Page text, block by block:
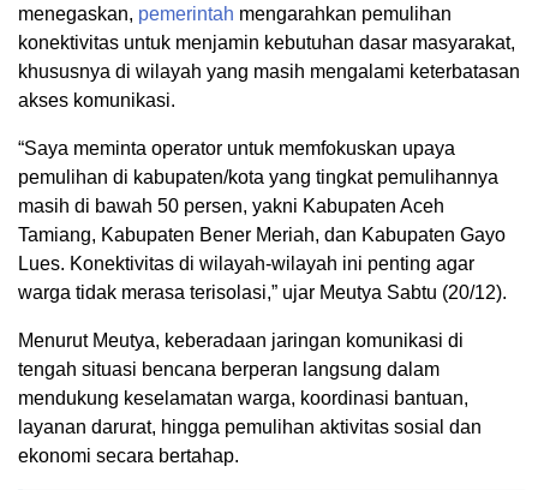
menegaskan, pemerintah mengarahkan pemulihan
konektivitas untuk menjamin kebutuhan dasar masyarakat,
khususnya di wilayah yang masih mengalami keterbatasan
akses komunikasi.
“Saya meminta operator untuk memfokuskan upaya
pemulihan di kabupaten/kota yang tingkat pemulihannya
masih di bawah 50 persen, yakni Kabupaten Aceh
Tamiang, Kabupaten Bener Meriah, dan Kabupaten Gayo
Lues. Konektivitas di wilayah-wilayah ini penting agar
warga tidak merasa terisolasi,” ujar Meutya Sabtu (20/12).
Menurut Meutya, keberadaan jaringan komunikasi di
tengah situasi bencana berperan langsung dalam
mendukung keselamatan warga, koordinasi bantuan,
layanan darurat, hingga pemulihan aktivitas sosial dan
ekonomi secara bertahap.